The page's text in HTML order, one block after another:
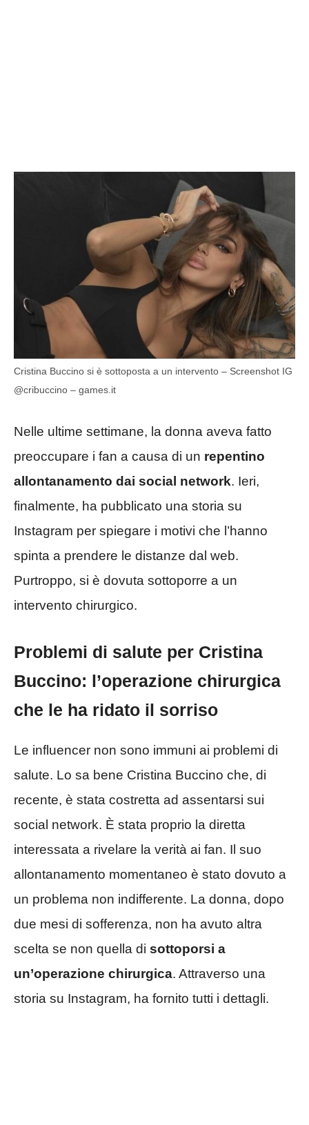
Cristina Buccino si è sottoposta a un intervento – Screenshot IG
@cribuccino – games.it
Nelle ultime settimane, la donna aveva fatto
preoccupare i fan a causa di un repentino
allontanamento dai social network. Ieri,
finalmente, ha pubblicato una storia su
Instagram per spiegare i motivi che l’hanno
spinta a prendere le distanze dal web.
Purtroppo, si è dovuta sottoporre a un
intervento chirurgico.
Problemi di salute per Cristina
Buccino: l’operazione chirurgica
che le ha ridato il sorriso
Le influencer non sono immuni ai problemi di
salute. Lo sa bene Cristina Buccino che, di
recente, è stata costretta ad assentarsi sui
social network. È stata proprio la diretta
interessata a rivelare la verità ai fan. Il suo
allontanamento momentaneo è stato dovuto a
un problema non indifferente. La donna, dopo
due mesi di sofferenza, non ha avuto altra
scelta se non quella di sottoporsi a
un’operazione chirurgica. Attraverso una
storia su Instagram, ha fornito tutti i dettagli.